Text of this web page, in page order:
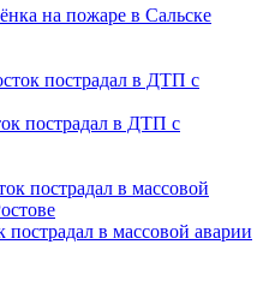
на пожаре в Сальске
пострадал в ДТП с
в массовой аварии